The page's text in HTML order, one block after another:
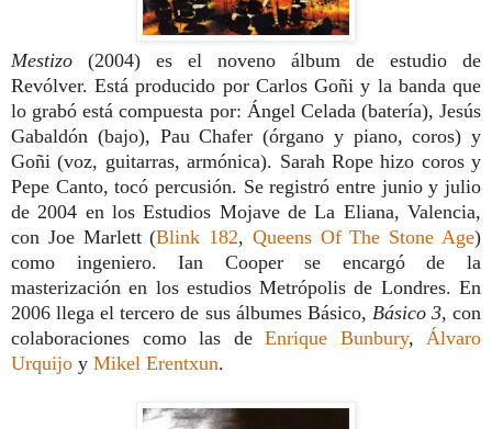
Mestizo (2004) es el noveno álbum de estudio de
Revólver. Está producido por Carlos Goñi y la banda que
lo grabó está compuesta por: Ángel Celada (batería), Jesús
Gabaldón (bajo), Pau Chafer (órgano y piano, coros) y
Goñi (voz, guitarras, armónica). Sarah Rope hizo coros y
Pepe Canto, tocó percusión. Se registró entre junio y julio
de 2004 en los Estudios Mojave de La Eliana, Valencia,
con Joe Marlett (Blink 182, Queens Of The Stone Age)
como ingeniero. Ian Cooper se encargó de la
masterización en los estudios Metrópolis de Londres. En
2006 llega el tercero de sus álbumes Básico, Básico 3, con
colaboraciones como las de Enrique Bunbury, Álvaro
Urquijo y Mikel Erentxun.